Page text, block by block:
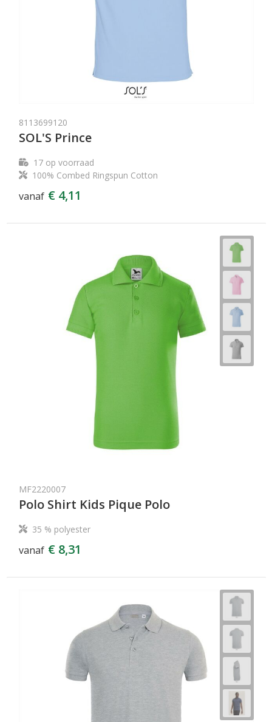
8113699120
SOL'S Prince
17op voorraad
100% Combed Ringspun Cotton
vanaf € 4,11
MF2220007
Polo Shirt Kids Pique Polo
35 % polyester
vanaf € 8,31